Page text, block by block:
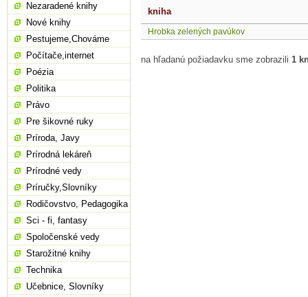
kniha
Hrobka zelených pavúkov
na hľadanú požiadavku sme zobrazili 1
Nezaradené knihy
Nové knihy
Pestujeme,Chováme
Počítače,internet
Poézia
Politika
Právo
Pre šikovné ruky
Príroda, Javy
Prírodná lekáreň
Prírodné vedy
Príručky,Slovníky
Rodičovstvo, Pedagogika
Sci - fi, fantasy
Spoločenské vedy
Starožitné knihy
Technika
Učebnice, Slovníky